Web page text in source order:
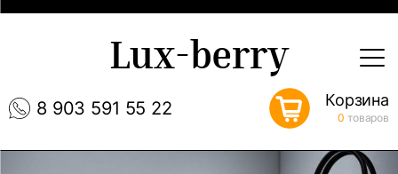
8 903 591 55 22
Lux-berry
Корзина
0 товаров